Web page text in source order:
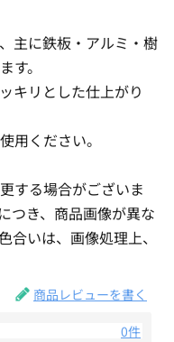
主に鉄板・アルミ・樹
す。
キリとした仕上がり
用ください。
する場合がございま
つき、商品画像が異な
合いは、画像処理上、
商品レビューを書く
0件